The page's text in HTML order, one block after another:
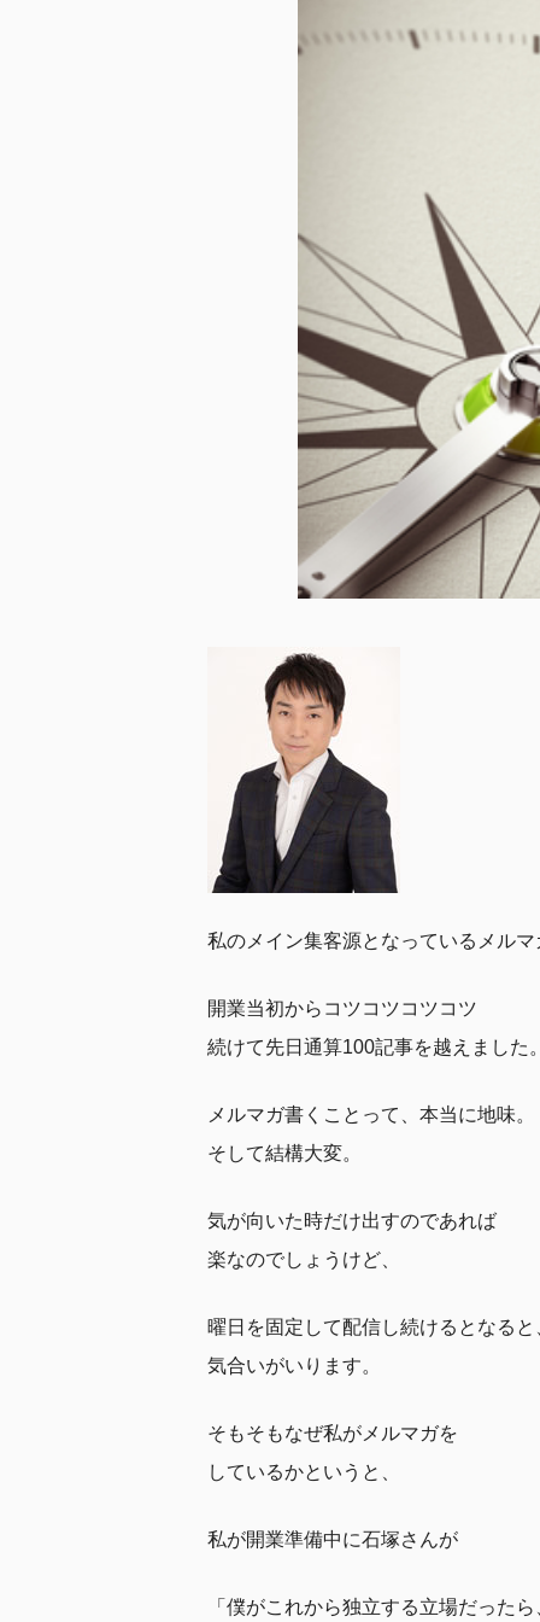
私のメイン集客源となっているメルマ
開業当初からコツコツコツコツ
続けて先日通算100記事を越えました
メルマガ書くことって、本当に地味。
そして結構大変。
気が向いた時だけ出すのであれば
楽なのでしょうけど、
曜日を固定して配信し続けるとなると
気合いがいります。
そもそもなぜ私がメルマガを
しているかというと、
私が開業準備中に石塚さんが
「僕がこれから独立する立場だったら